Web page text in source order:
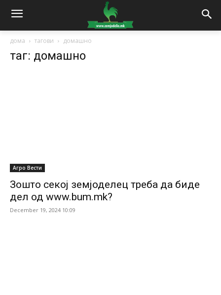
дома тагови домашно
таг: домашно
Агро Вести
Зошто секој земјоделец треба да биде
дел од www.bum.mk?
December 19, 2024 10:09